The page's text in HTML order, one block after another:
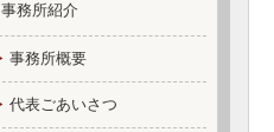
事務所紹介
事務所概要
代表ごあいさつ